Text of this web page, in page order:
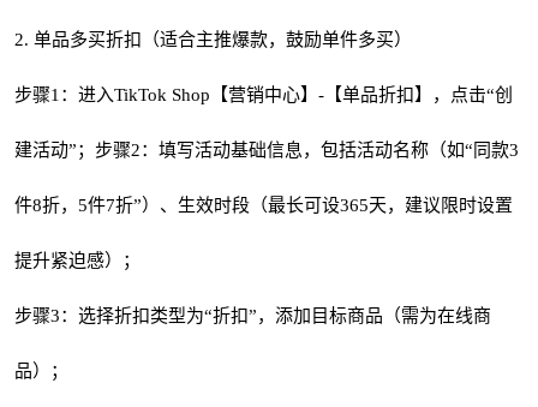
2. 单品多买折扣（适合主推爆款，鼓励单件多买）
步骤1：进入TikTok Shop【营销中心】-【单品折扣】，点击“创
建活动”；步骤2：填写活动基础信息，包括活动名称（如“同款3
件8折，5件7折”）、生效时段（最长可设365天，建议限时设置
提升紧迫感）；
步骤3：选择折扣类型为“折扣”，添加目标商品（需为在线商
品）；